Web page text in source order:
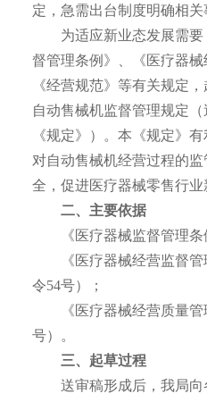
定，急需出台制度明确相关
为适应新业态发展需要
督管理条例》、《医疗器械
《经营规范》等有关规定
自动售械机监督管理规定
《规定》）。本《规定》
对自动售械机经营过程的
全，促进医疗器械零售行业
二、主要依据
《医疗器械监督管理条
《医疗器械经营监督管
令54号）；
《医疗器械经营质量管
号）。
三、起草过程
送审稿形成后，我局向